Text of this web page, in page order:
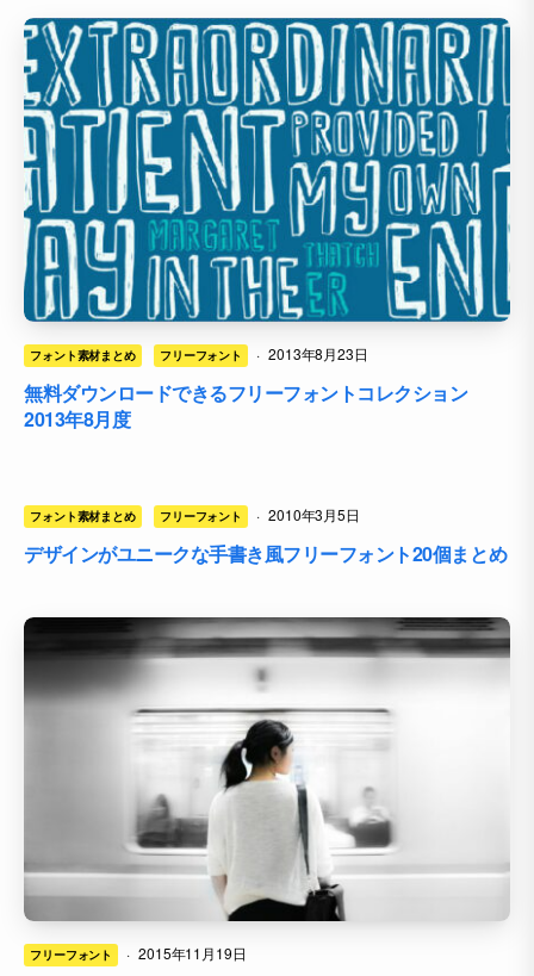
フォント素材まとめ フリーフォント · 2013年8月23日
無料ダウンロードできるフリーフォントコレクション
2013年8月度
フォント素材まとめ フリーフォント · 2010年3月5日
デザインがユニークな手書き風フリーフォント20個まとめ
フリーフォント · 2015年11月19日